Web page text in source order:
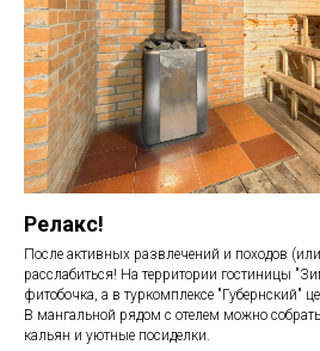
Релакс!
После активных развлечений и походов
расслабиться! На территории гостиницы
фитобочка, а в туркомплексе "Губернский"
В мангальной рядом с отелем можно
кальян и уютные посиделки.